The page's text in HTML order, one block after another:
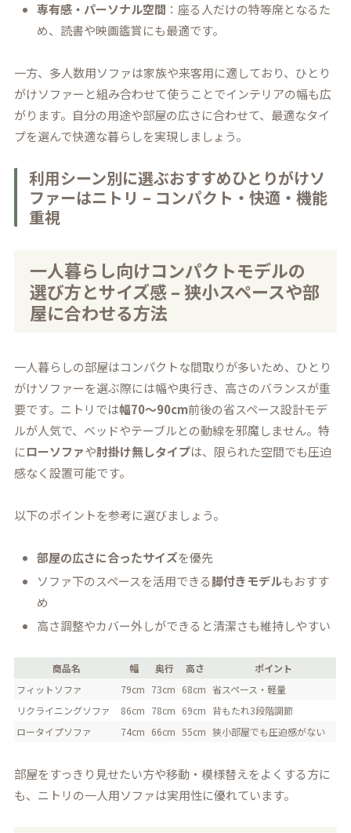
専有感・パーソナル空間 ：座る人だけの特等席となるた
め、読書や映画鑑賞にも最適です。
一方、多人数用ソファは家族や来客用に適しており、ひとり
がけソファーと組み合わせて使うことでインテリアの幅も広
がります。自分の用途や部屋の広さに合わせて、最適なタイ
プを選んで快適な暮らしを実現しましょう。
利用シーン別に選ぶおすすめひとりがけソ
ファーはニトリ – コンパクト・快適・機能
重視
一人暮らし向けコンパクトモデルの
選び方とサイズ感 – 狭小スペースや部
屋に合わせる方法
一人暮らしの部屋はコンパクトな間取りが多いため、ひとり
がけソファーを選ぶ際には幅や奥行き、高さのバランスが重
要です。ニトリでは幅70〜90cm前後の省スペース設計モデ
ルが人気で、ベッドやテーブルとの動線を邪魔しません。特
にローソファや肘掛け無しタイプは、限られた空間でも圧迫
感なく設置可能です。
以下のポイントを参考に選びましょう。
部屋の広さに合ったサイズを優先
ソファ下のスペースを活用できる脚付きモデルもおすす
め
高さ調整やカバー外しができると清潔さも維持しやすい
商品名 幅 奥行 高さ
ポイント
フィットソファ
79cm 73cm 68cm 省スペース・軽量
リクライニングソファ
86cm 78cm 69cm 背もたれ3段階調節
ロータイプソファ
74cm 66cm 55cm 狭小部屋でも圧迫感がない
部屋をすっきり見せたい方や移動・模様替えをよくする方に
も、ニトリの一人用ソファは実用性に優れています。